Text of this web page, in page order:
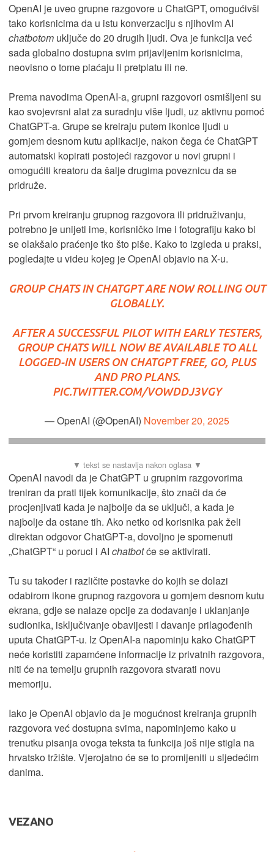
OpenAI je uveo grupne razgovore u ChatGPT, omogućivši
tako korisnicima da u istu konverzaciju s njihovim AI
chatbotom uključe do 20 drugih ljudi. Ova je funkcija već
sada globalno dostupna svim prijavljenim korisnicima,
neovisno o tome plaćaju li pretplatu ili ne.
Prema navodima OpenAI-a, grupni razgovori osmišljeni su
kao svojevrsni alat za suradnju više ljudi, uz aktivnu pomoć
ChatGPT-a. Grupe se kreiraju putem ikonice ljudi u
gornjem desnom kutu aplikacije, nakon čega će ChatGPT
automatski kopirati postojeći razgovor u novi grupni i
omogućiti kreatoru da šalje drugima poveznicu da se
pridruže.
Pri prvom kreiranju grupnog razgovora ili pridruživanju,
potrebno je unijeti ime, korisničko ime i fotografiju kako bi
se olakšalo praćenje tko što piše. Kako to izgleda u praksi,
pogledajte u videu kojeg je OpenAI objavio na X-u.
GROUP CHATS IN CHATGPT ARE NOW ROLLING OUT
GLOBALLY.
AFTER A SUCCESSFUL PILOT WITH EARLY TESTERS,
GROUP CHATS WILL NOW BE AVAILABLE TO ALL
LOGGED-IN USERS ON CHATGPT FREE, GO, PLUS
AND PRO PLANS.
PIC.TWITTER.COM/VOWDDJ3VGY
— OpenAI (@OpenAI) November 20, 2025
OpenAI navodi da je ChatGPT u grupnim razgovorima
treniran da prati tijek komunikacije, što znači da će
procjenjivati kada je najbolje da se uključi, a kada je
najbolje da ostane tih. Ako netko od korisnika pak želi
direktan odgovor ChatGPT-a, dovoljno je spomenuti
„ChatGPT“ u poruci i AI chatbotće se aktivirati.
Tu su također i različite postavke do kojih se dolazi
odabirom ikone grupnog razgovora u gornjem desnom kutu
ekrana, gdje se nalaze opcije za dodavanje i uklanjanje
sudionika, isključivanje obavijesti i davanje prilagođenih
uputa ChatGPT-u. Iz OpenAI-a napominju kako ChatGPT
neće koristiti zapamćene informacije iz privatnih razgovora,
niti će na temelju grupnih razgovora stvarati novu
memoriju.
Iako je OpenAI objavio da je mogućnost kreiranja grupnih
razgovora već dostupna svima, napominjemo kako u
trenutku pisanja ovoga teksta ta funkcija još nije stigla na
hrvatsko tržište. Vjerojatno će se to promijeniti u sljedećim
danima.
VEZANO